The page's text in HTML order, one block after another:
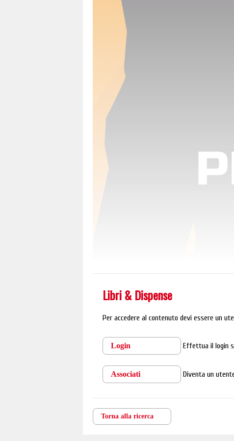
Libri & Dispense
Per accedere al contenuto devi essere un
Login Effettua il login
Associati Diventa un
Torna alla ricerca